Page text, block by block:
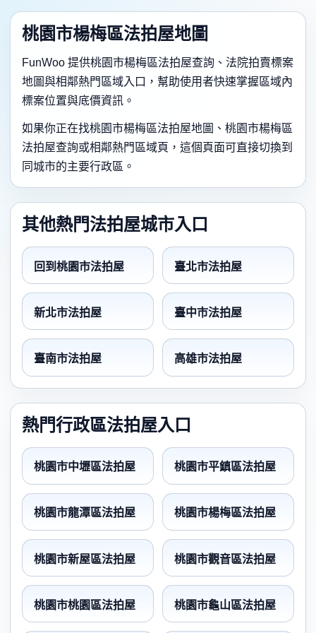
桃園市楊梅區法拍屋地圖
FunWoo 提供桃園市楊梅區法拍屋查詢、法院拍賣標案
地圖與相鄰熱門區域入口，幫助使用者快速掌握區域內
標案位置與底價資訊。
如果你正在找桃園市楊梅區法拍屋地圖、桃園市楊梅區
法拍屋查詢或相鄰熱門區域頁，這個頁面可直接切換到
同城市的主要行政區。
其他熱門法拍屋城市入口
回到桃園市法拍屋 臺北市法拍屋
新北市法拍屋 臺中市法拍屋
臺南市法拍屋 高雄市法拍屋
熱門行政區法拍屋入口
桃園市中壢區法拍屋 桃園市平鎮區法拍屋
桃園市龍潭區法拍屋 桃園市楊梅區法拍屋
桃園市新屋區法拍屋 桃園市觀音區法拍屋
桃園市桃園區法拍屋 桃園市龜山區法拍屋